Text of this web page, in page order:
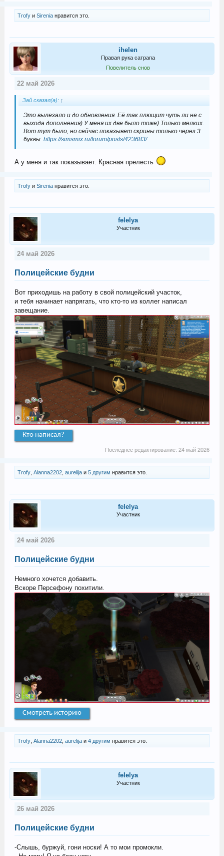
Trofyи Sireniaнравится это.
ihelen
Правая рука сатрапа
Повелитель снов
22 май 2026
Зай сказал(а): ↑
Это вылезало и до обновления. Её так плющит чуть ли не с
выхода дополнения) У меня их две было тоже) Только мелких.
Вот тут было, но сейчас показывет скрины только через 3
буквы: https://simsmix.ru/forum/posts/423683/
А у меня и так показывает. Красная прелесть
Trofyи Sireniaнравится это.
felelya
Участник
24 май 2026
Полицейские будни
Вот приходишь на работу в свой полицейский участок,
и тебя начинает напрягать, что кто-то из коллег написал
завещание.
Кто написал?
Последнее редактирование:24 май 2026
Trofy, Alanna2202, aurelijaи 5 другим нравится это.
felelya
Участник
24 май 2026
Полицейские будни
Немного хочется добавить.
Вскоре Персефону похитили.
Смотреть историю
Trofy, Alanna2202, aurelijaи 4 другим нравится это.
felelya
Участник
26 май 2026
Полицейские будни
-Слышь, буржуй, гони носки! А то мои промокли.